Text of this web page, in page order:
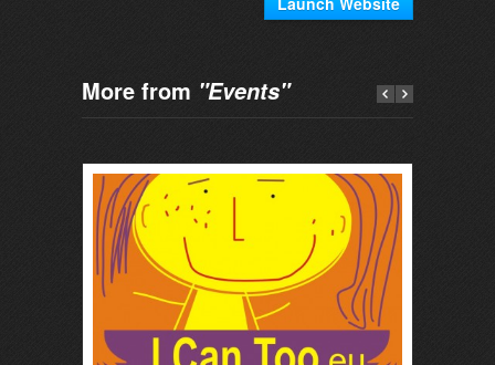
More from "Events"